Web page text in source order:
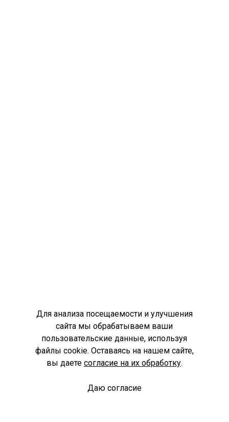
Для анализа посещаемости и улучшения
сайта мы обрабатываем ваши
пользовательские данные, используя
файлы cookie. Оставаясь на нашем сайте,
вы даете согласие на их обработку.
Даю согласие